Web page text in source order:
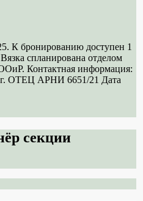
К бронированию доступен 1
спланирована отделом
Контактная информация:
ОТЕЦ АРНИ 6651/21 Дата
секции